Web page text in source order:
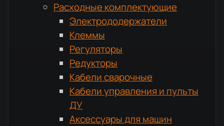
Расходные комплектующие
Электрододержатели
Клеммы
Регуляторы
Редукторы
Кабели сварочные
Кабели управления и пульты
ДУ
Аксессуары для машин